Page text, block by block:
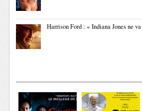
Harrison Ford : « Indiana Jones ne